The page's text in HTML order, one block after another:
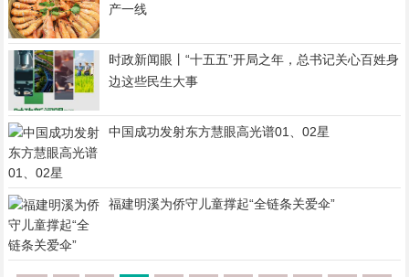
产一线
时政新闻眼丨“十五五”开局之年，总书记关心百姓身
边这些民生大事
中国成功发射东方慧眼高光谱01、02星
福建明溪为侨守儿童撑起“全链条关爱伞”